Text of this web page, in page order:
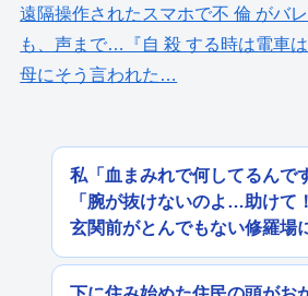
遠隔操作されたスマホで不 倫 がバ
も、声まで…『自 殺 する時は電車
母にそう言われた…
私「血まみれで何してるんで
「腕が抜けないのよ…助けて
玄関前がとんでもない修羅場